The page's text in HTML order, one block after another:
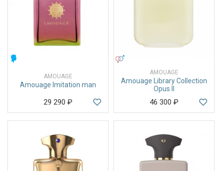
AMOUAGE
Amouage Imitation man
29 290 ₽
AMOUAGE
Amouage Library Collection
Opus II
46 300 ₽